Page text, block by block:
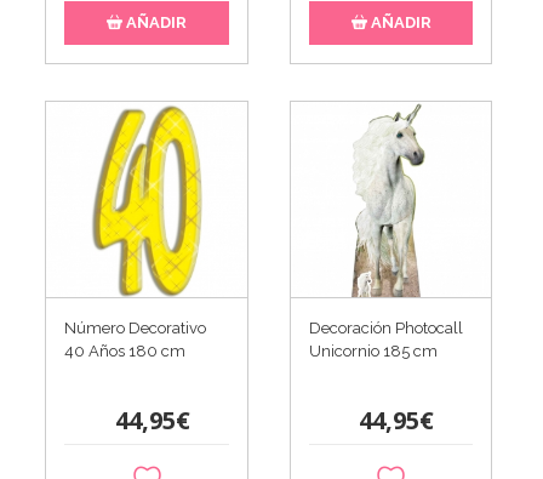
AÑADIR AÑADIR
Número Decorativo
40 Años 180 cm
44,95€
Decoración Photocall
Unicornio 185 cm
44,95€